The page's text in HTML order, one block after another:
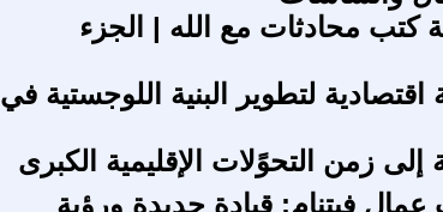
كتب محادثات مع الله | الجزء
اقتصادية لتطوير البنية اللوجستية في
زمن التحوًلات الإقليمية الكبرى
عمال فيتنام: قيادة جديدة ورؤية